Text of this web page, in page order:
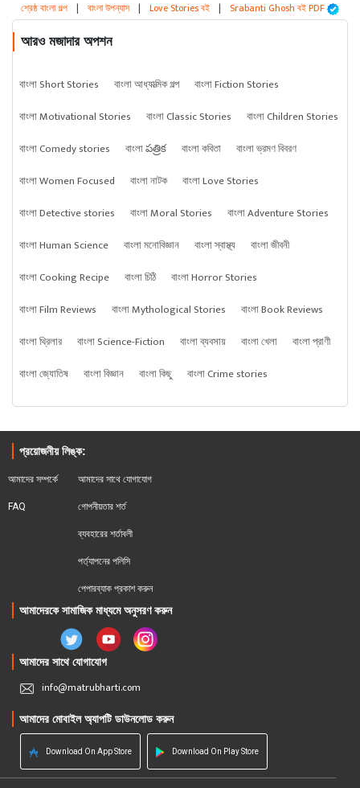
শ্রেষ্ঠ বাংলা গল্প | বাংলা উপন্যাস | Love Stories বই | Srabanti Ghosh বই PDF
আরও মজাদার অপশন
বাংলা Short Stories বাংলা আধ্যাত্মিক গল্প
বাংলা Fiction Stories
বাংলা Motivational Stories
বাংলা Classic Stories
বাংলা Children Stories
বাংলা Comedy stories
বাংলা పత్రిక বাংলা কবিতা
বাংলা ভ্রমণ বিবরণ
বাংলা Women Focused
বাংলা নাটক
বাংলা Love Stories
বাংলা Detective stories
বাংলা Moral Stories
বাংলা Adventure Stories
বাংলা Human Science
বাংলা মনোবিজ্ঞান বাংলা স্বাস্থ্য
বাংলা জীবনী
বাংলা Cooking Recipe
বাংলা চিঠি
বাংলা Horror Stories
বাংলা Film Reviews
বাংলা Mythological Stories
বাংলা Book Reviews
বাংলা থ্রিলার
বাংলা Science-Fiction বাংলা ব্যবসায় বাংলা খেলা
বাংলা প্রাণী
বাংলা জ্যোতিষ
বাংলা বিজ্ঞান বাংলা কিছু বাংলা Crime stories
প্রয়োজনীয় লিঙ্ক:
আমাদের সম্পর্কে
FAQ
আমাদের সাথে যোগাযোগ
গোপনীয়তার শর্ত
ব্যবহারের শর্তাবলী
পর্ত্যাপনের পলিসি
পেপারব্যাক প্রকাশ করুন
আমাদেরকে সামাজিক মাধ্যমে অনুসরণ করুন
আমাদের সাথে যোগাযোগ
info@matrubharti.com
আমাদের মোবাইল অ্যাপটি ডাউনলোড করুন
Download On App Store Download On Play Store